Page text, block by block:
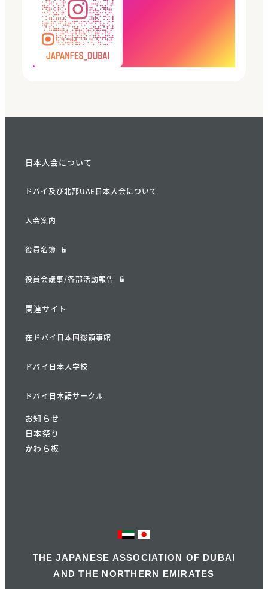
日本人会について
ドバイ及び北部UAE日本人会について
入会案内
役員名簿
役員会議事/各部活動報告
関連サイト
在ドバイ日本国総領事館
ドバイ日本人学校
ドバイ日本語サークル
お知らせ
日本祭り
かわら板
THE JAPANESE ASSOCIATION OF DUBAI
AND THE NORTHERN EMIRATES